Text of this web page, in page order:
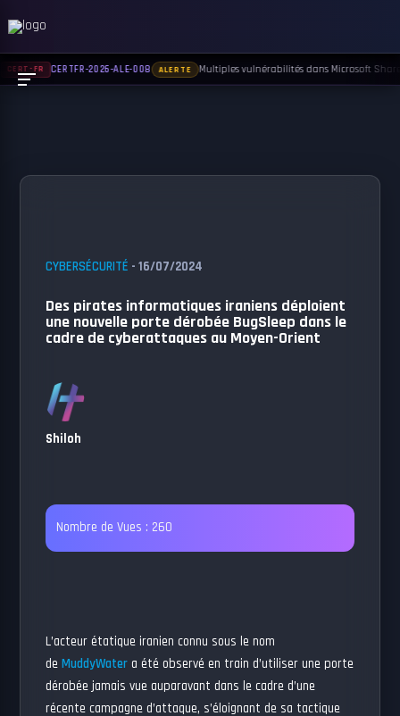
CYBERSÉCURITÉ - 16/07/2024
Des pirates informatiques iraniens déploient
une nouvelle porte dérobée BugSleep dans le
cadre de cyberattaques au Moyen-Orient
Shiloh
Nombre de Vues : 260
L’acteur étatique iranien connu sous le nom
deMuddyWater a été observé en train d’utiliser une porte
dérobée jamais vue auparavant dans le cadre d’une
récente campagne d’attaque, s’éloignant de sa tactique
CERT-FR CERTFR-2026-ALE-008 ALERTE Multiples vulnérabilités dans Microsoft